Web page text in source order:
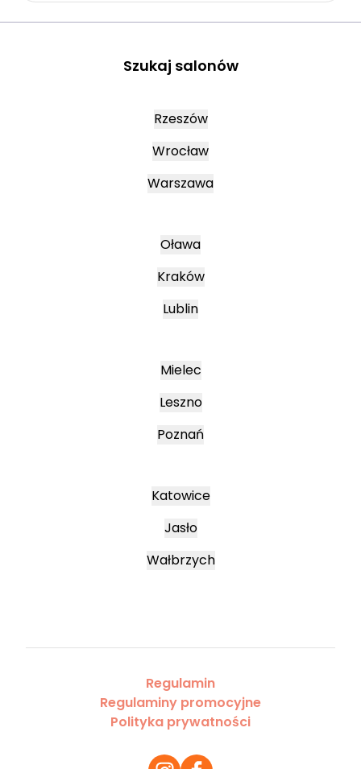
Szukaj salonów
Rzeszów
Wrocław
Warszawa
Oława
Kraków
Lublin
Mielec
Leszno
Poznań
Katowice
Jasło
Wałbrzych
Regulamin
Regulaminy promocyjne
Polityka prywatności